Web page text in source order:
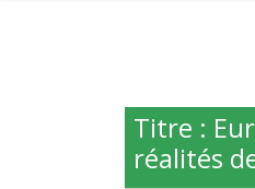
Titre :
réalités